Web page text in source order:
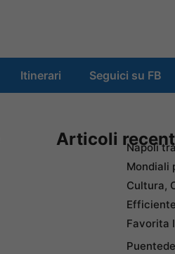
Itinerari Seguici su FB
Articoli
Napoli
Mondiali
Cultura,
Favorita